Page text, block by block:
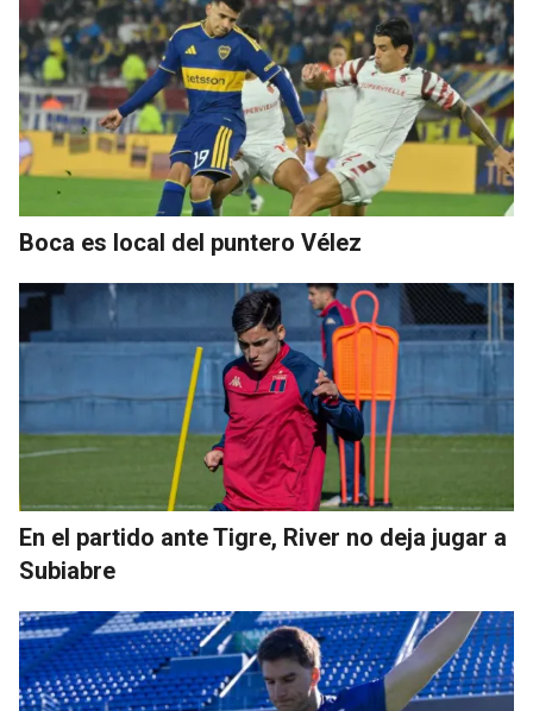
Boca es local del puntero Vélez
En el partido ante Tigre, River no deja jugar a
Subiabre